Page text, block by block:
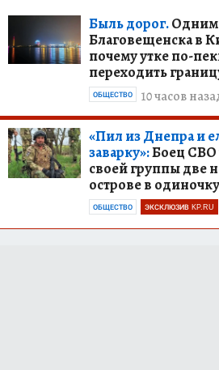
Быль дорог.Одним
Благовещенска в
почему утке по-
переходить
10 часов
ОБЩЕСТВО
«Пил из Днепра и
заварку»:Боец СВО
своей группы две
острове в одиночку
ОБЩЕСТВО ЭКСКЛЮЗИВ KP.RU